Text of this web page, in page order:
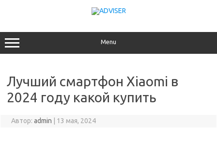
Menu
Лучший смартфон Xiaomi в
2024 году какой купить
Автор: admin 13 мая, 2024